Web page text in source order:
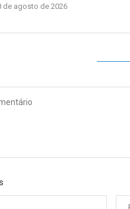
de agosto de 2026